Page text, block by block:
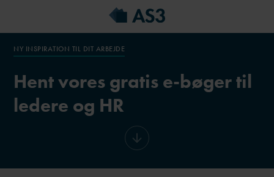
NY INSPIRATION TIL DIT ARBEJDE
Hent vores gratis e-bøger til
ledere og HR